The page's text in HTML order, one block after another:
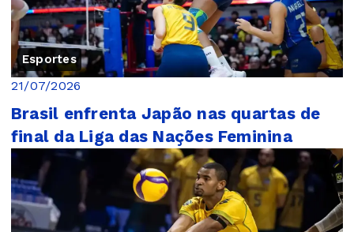
Esportes
21/07/2026
Brasil enfrenta Japão nas quartas de
final da Liga das Nações Feminina